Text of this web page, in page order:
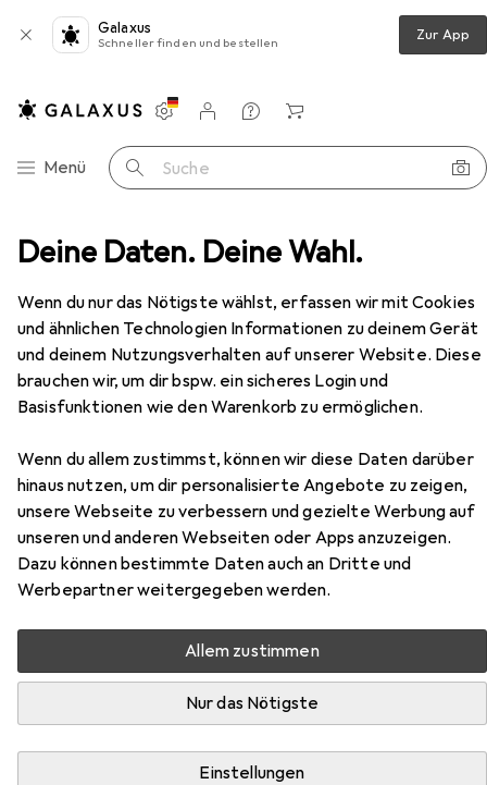
Deine Daten. Deine Wahl.
Wenn du nur das Nötigste wählst, erfassen wir mit Cookies
und ähnlichen Technologien Informationen zu deinem Gerät
und deinem Nutzungsverhalten auf unserer Website. Diese
brauchen wir, um dir bspw. ein sicheres Login und
Basisfunktionen wie den Warenkorb zu ermöglichen.
Wenn du allem zustimmst, können wir diese Daten darüber
hinaus nutzen, um dir personalisierte Angebote zu zeigen,
unsere Webseite zu verbessern und gezielte Werbung auf
unseren und anderen Webseiten oder Apps anzuzeigen.
Dazu können bestimmte Daten auch an Dritte und
Werbepartner weitergegeben werden.
Allem zustimmen
Nur das Nötigste
Einstellungen
Galaxus
Schneller finden und bestellen Zur App
Navigation nach Kategorien
Menü Suche
Einstellungen
Kundenkonto
Vergleichslisten
Merklisten
Warenkorb
Arbeitszimmer Schreibtisch Beliani Destines
BelianiDestines
160 x 109 x 125 cm
Zubehör für Beliani Destines
Hier findest du passendes Zubehör zum Produkt Beliani
Destines aus den Kategorien Möbelgleiter +
Schutzpuffer und Bürostuhl.
Möbelgleiter + Schutzpuffer
Relevanz
Produktliste